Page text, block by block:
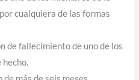
cualquiera de las formas
de fallecimiento de uno de los
hecho.